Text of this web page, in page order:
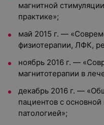
магнитной
практике»;
май 2015 г. —
физиотерапии, ЛФК,
ноябрь 2016 г. —
магнитотерапии в
декабрь 2016 г. —
пациентов с
патологией»;